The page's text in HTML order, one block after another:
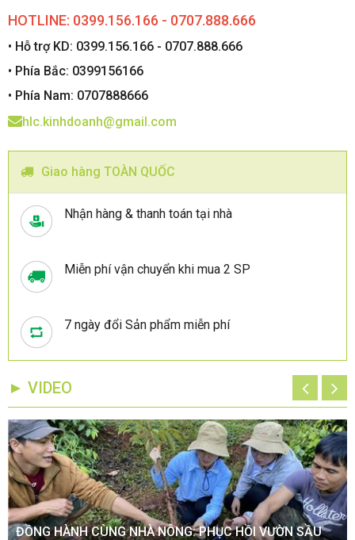
HOTLINE: 0399.156.166 - 0707.888.666
• Hỗ trợ KD: 0399.156.166 - 0707.888.666
• Phía Bắc: 0399156166
• Phía Nam: 0707888666
hlc.kinhdoanh@gmail.com
Giao hàng TOÀN QUỐC
Nhận hàng & thanh toán tại nhà
Miễn phí vận chuyển khi mua 2 SP
7 ngày đổi Sản phẩm miễn phí
► VIDEO
ĐỒNG HÀNH CÙNG NHÀ NÔNG: PHỤC HỒI VƯỜN SẦU